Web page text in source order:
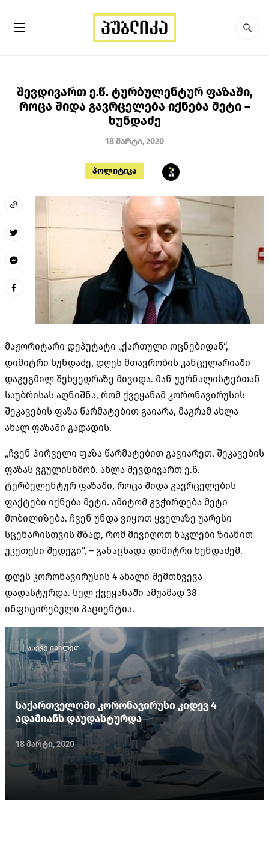
შევდივართ ე.წ. ტურბულენტურ ფაზაში,
როცა შიდა გავრცელება იქნება მეტი –
ხუნდაძე
18 მარტი, 2020
პოლიტიკა
მაჟორიტარი დეპუტატი „ქართული ოცნებიდან“,
დიმიტრი ხუნდაძე, დღეს მთავრობის კანცელარიაში
დაგეგმილ შეხვედრაზე მივიდა. მან ჟურნალისტებთან
საუბრისას აღნიშნა, რომ ქვეყანამ კორონავირუსის
შეკავების ფაზა წარმატებით გაიარა, მაგრამ ახლა
ახალ ფაზაში გადადის.
„ჩვენ პირველი ფაზა წარმატებით გავიარეთ, შეკავების
ფაზას ვგულისხმობ. ახლა შევდივართ ე.წ.
ტურბულენტურ ფაზაში, როცა შიდა გავრცელების
ფაქტები იქნება მეტი. ამიტომ გვჭირდება მეტი
მობილიზება. ჩვენ უნდა ვიყოთ ყველაზე უარესი
სცენარისთვის მზად, რომ მივიღოთ ნაკლები ზიანით
უკეთესი შედეგი“, – განაცხადა დიმიტრი ხუნდაძემ.
დღეს კორონავირუსის 4 ახალი შემთხვევა
დადასტურდა. სულ ქვეყანაში ამჟამად 38
ინფიცირებული პაციენტია.
ასევე იხილეთ
საქართველოში კორონავირუსი კიდევ 4
ადამიანს დაუდასტურდა
18 მარტი, 2020